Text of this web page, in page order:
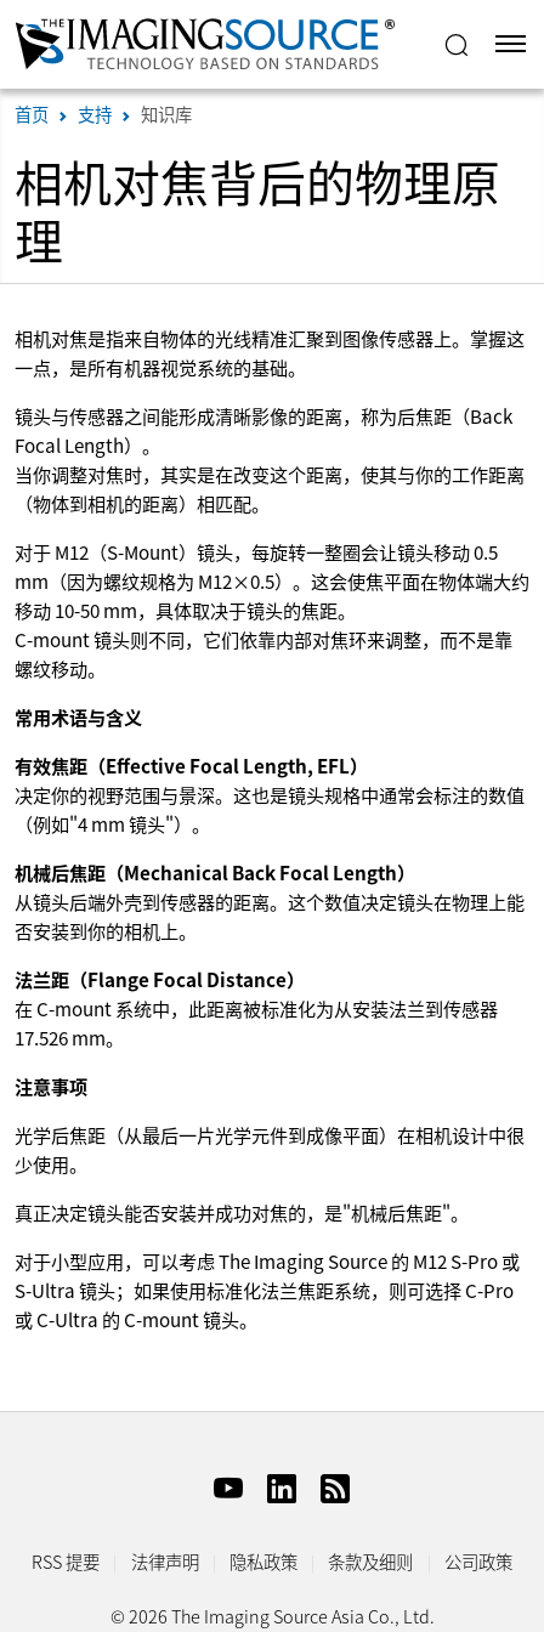
首页 支持 知识库
相机对焦背后的物理原
理
相机对焦是指来自物体的光线精准汇聚到图像传感器上。掌握这
一点，是所有机器视觉系统的基础。
镜头与传感器之间能形成清晰影像的距离，称为后焦距（Back
Focal Length）。
当你调整对焦时，其实是在改变这个距离，使其与你的工作距离
（物体到相机的距离）相匹配。
对于 M12（S-Mount）镜头，每旋转一整圈会让镜头移动 0.5
mm（因为螺纹规格为 M12×0.5）。这会使焦平面在物体端大约
移动 10-50 mm，具体取决于镜头的焦距。
C-mount 镜头则不同，它们依靠内部对焦环来调整，而不是靠
螺纹移动。
常用术语与含义
有效焦距（Effective Focal Length, EFL）
决定你的视野范围与景深。这也是镜头规格中通常会标注的数值
（例如"4 mm 镜头"）。
机械后焦距（Mechanical Back Focal Length）
从镜头后端外壳到传感器的距离。这个数值决定镜头在物理上能
否安装到你的相机上。
法兰距（Flange Focal Distance）
在 C-mount 系统中，此距离被标准化为从安装法兰到传感器
17.526 mm。
注意事项
光学后焦距（从最后一片光学元件到成像平面）在相机设计中很
少使用。
真正决定镜头能否安装并成功对焦的，是"机械后焦距"。
对于小型应用，可以考虑 The Imaging Source 的 M12 S-Pro 或
S-Ultra 镜头；如果使用标准化法兰焦距系统，则可选择 C-Pro
或 C-Ultra 的 C-mount 镜头。
RSS 提要 法律声明 隐私政策 条款及细则 公司政策
© 2026 The Imaging Source Asia Co., Ltd.